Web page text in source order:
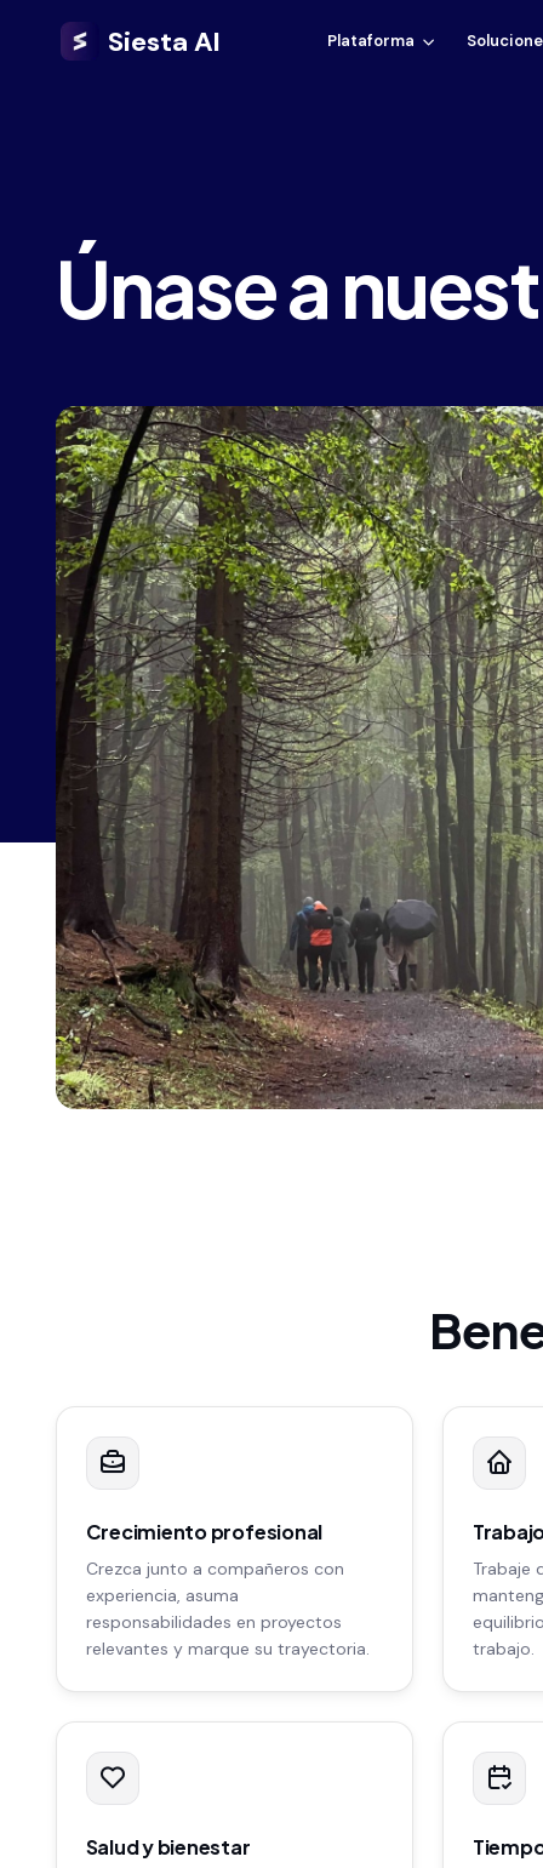
Siesta AI Plataforma
Únase a
Crecimiento profesional
Crezca junto a compañeros con
experiencia, asuma
responsabilidades en proyectos
relevantes y marque su trayectoria.
Trabaje
trabajo.
Salud y bienestar